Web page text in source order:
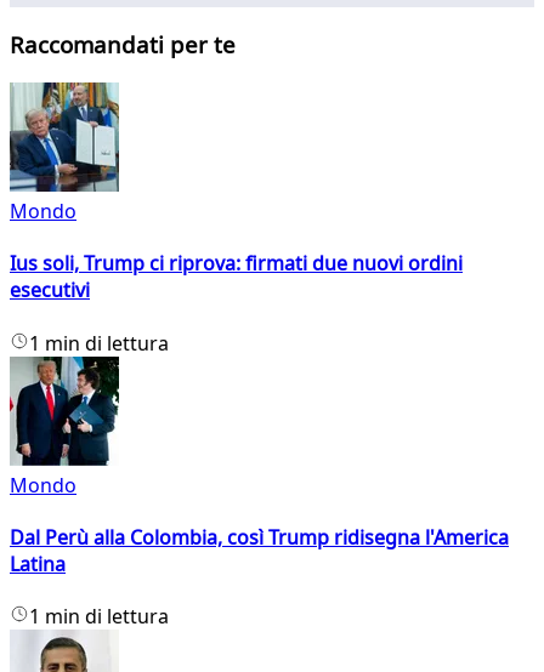
Raccomandati per te
Mondo
Ius soli, Trump ci riprova: firmati due nuovi ordini
esecutivi
1 min di lettura
Mondo
Dal Perù alla Colombia, così Trump ridisegna l'America
Latina
1 min di lettura